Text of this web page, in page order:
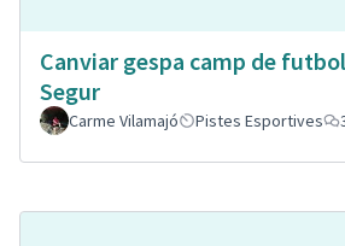
Canviar gespa camp de
Segur
Carme Vilamajó Pistes Esportives